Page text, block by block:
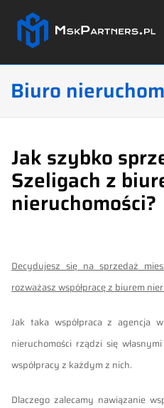
Zgłoś ofertę nieruchomości
O nas
Opinie
Biuro
Jak szybko
Szeligach z
nieruchomości?
Decydujesz się na sprzedaż
rozważasz współpracę z biurem
Jak taka współpraca z agencja
nieruchomości rządzi się
współpracy z każdym z nich.
Dlaczego zalecamy nawiązanie